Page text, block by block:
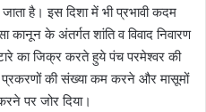
है। इस दिशा में भी प्रभावी कदम
कानून के अंतर्गत शांति व विवाद निवारण
का जिक्र करते हुये पंच परमेश्वर की
प्रकरणों की संख्या कम करने और मासूमों
पर जोर दिया।